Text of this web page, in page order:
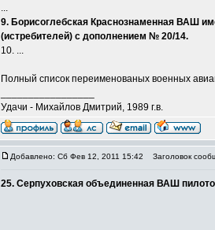
...
9. Борисоглебская Краснознаменная ВАШ
(истребителей) с дополнением № 20/14.
10. ...
Полный список переименованых военных
Удачи - Михайлов Дмитрий, 1989 г.в.
Добавлено: Сб Фев 12, 2011 15:42 Заголовок
25. Серпуховская объединенная ВАШ